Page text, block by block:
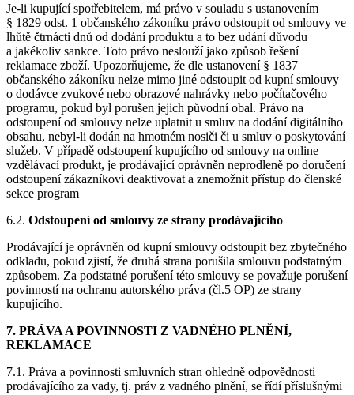
Je-li kupující spotřebitelem, má právo v souladu s ustanovením
§ 1829 odst. 1 občanského zákoníku právo odstoupit od smlouvy ve
lhůtě čtrnácti dnů od dodání produktu a to bez udání důvodu
a jakékoliv sankce. Toto právo neslouží jako způsob řešení
reklamace zboží. Upozorňujeme, že dle ustanovení § 1837
občanského zákoníku nelze mimo jiné odstoupit od kupní smlouvy
o dodávce zvukové nebo obrazové nahrávky nebo počítačového
programu, pokud byl porušen jejich původní obal. Právo na
odstoupení od smlouvy nelze uplatnit u smluv na dodání digitálního
obsahu, nebyl-li dodán na hmotném nosiči či u smluv o poskytování
služeb. V případě odstoupení kupujícího od smlouvy na online
vzdělávací produkt, je prodávající oprávněn neprodleně po doručení
odstoupení zákazníkovi deaktivovat a znemožnit přístup do členské
sekce program
6.2. Odstoupení od smlouvy ze strany prodávajícího
Prodávající je oprávněn od kupní smlouvy odstoupit bez zbytečného
odkladu, pokud zjistí, že druhá strana porušila smlouvu podstatným
způsobem. Za podstatné porušení této smlouvy se považuje porušení
povinností na ochranu autorského práva (čl.5 OP) ze strany
kupujícího.
7. PRÁVA A POVINNOSTI Z VADNÉHO PLNĚNÍ,
REKLAMACE
7.1. Práva a povinnosti smluvních stran ohledně odpovědnosti
prodávajícího za vady, tj. práv z vadného plnění, se řídí příslušnými